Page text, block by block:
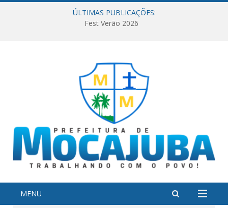
ÚLTIMAS PUBLICAÇÕES:
Fest Verão 2026
MENU